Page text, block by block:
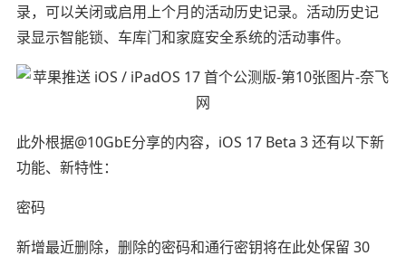
录，可以关闭或启用上个月的活动历史记录。活动历史记
录显示智能锁、车库门和家庭安全系统的活动事件。
此外根据@10GbE分享的内容，iOS 17 Beta 3 还有以下新
功能、新特性：
密码
新增最近删除，删除的密码和通行密钥将在此处保留 30